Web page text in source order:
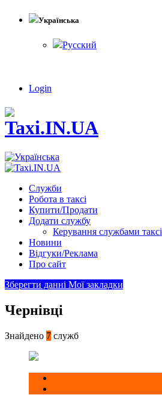
Українська
Русский
Login
Служби
Робота в таксі
Купити/Продати
Додати службу
Керування службами таксі
Новини
Відгуки/Реклама
Про сайт
Зберегти данні Мої закладки
Чернівці
Знайдено 7 служб